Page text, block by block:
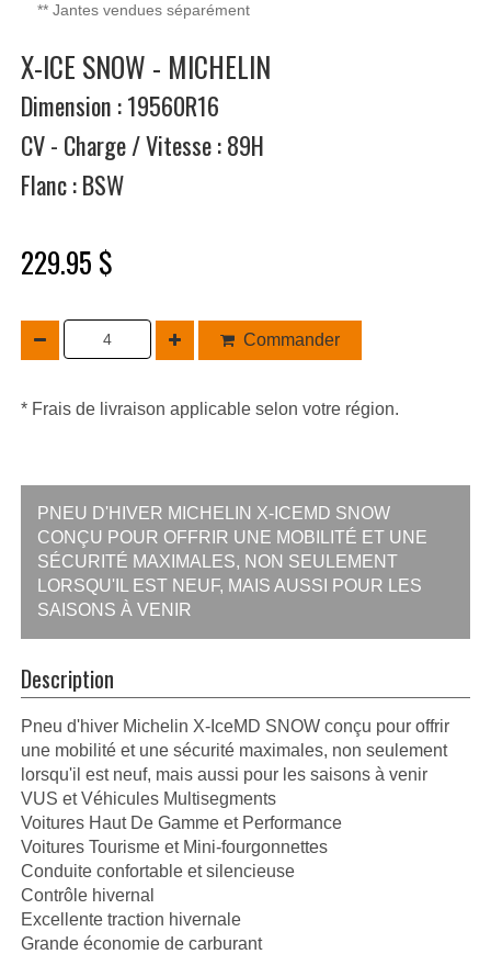
** Jantes vendues séparément
X-ICE SNOW - MICHELIN
Dimension : 19560R16
CV - Charge / Vitesse : 89H
Flanc : BSW
229.95 $
Commander
* Frais de livraison applicable selon votre région.
PNEU D'HIVER MICHELIN X-ICEMD SNOW
CONÇU POUR OFFRIR UNE MOBILITÉ ET UNE
SÉCURITÉ MAXIMALES, NON SEULEMENT
LORSQU'IL EST NEUF, MAIS AUSSI POUR LES
SAISONS À VENIR
Description
Pneu d'hiver Michelin X-IceMD SNOW conçu pour offrir
une mobilité et une sécurité maximales, non seulement
lorsqu'il est neuf, mais aussi pour les saisons à venir
VUS et Véhicules Multisegments
Voitures Haut De Gamme et Performance
Voitures Tourisme et Mini-fourgonnettes
Conduite confortable et silencieuse
Contrôle hivernal
Excellente traction hivernale
Grande économie de carburant